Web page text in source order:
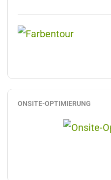
ONSITE-OPTIMIERUNG